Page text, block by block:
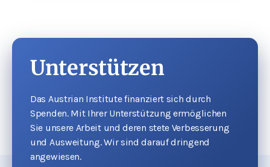
Unterstützen
Das Austrian Institute finanziert sich durch
Spenden. Mit Ihrer Unterstützung ermöglichen
Sie unsere Arbeit und deren stete Verbesserung
und Ausweitung. Wir sind darauf dringend
angewiesen.